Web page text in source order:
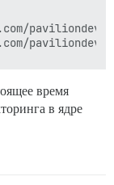
paviliondev/
время
в ядре